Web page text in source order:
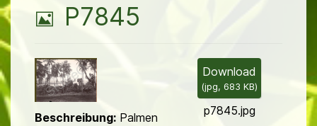
B
l
d
P7845
Download
(jpg, 683 KB)
p7845.jpg
Beschreibung: Palmen